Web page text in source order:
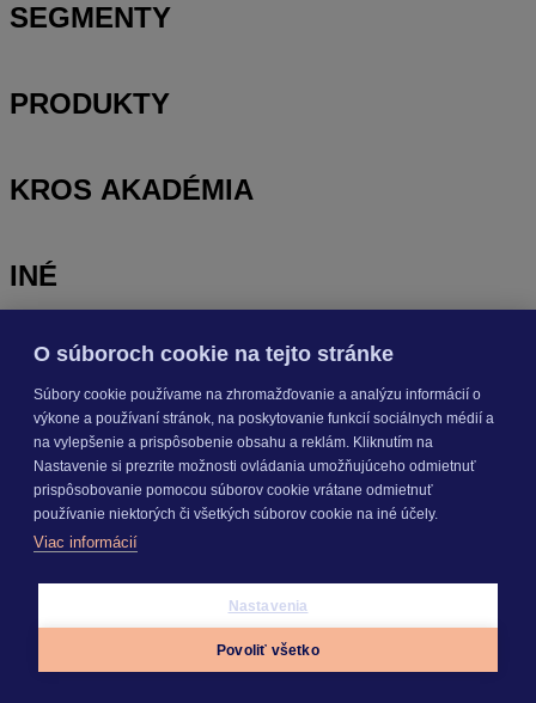
SEGMENTY
PRODUKTY
KROS AKADÉMIA
INÉ
OdoberajteNOVINKY
O nás
Copyright © 2026 KROS a. s.
Prihlásiť sa
O súboroch cookie na tejto stránke
Súbory cookie používame na zhromažďovanie a analýzu informácií o
výkone a používaní stránok, na poskytovanie funkcií sociálnych médií a
na vylepšenie a prispôsobenie obsahu a reklám. Kliknutím na
Nastavenie si prezrite možnosti ovládania umožňujúceho odmietnuť
prispôsobovanie pomocou súborov cookie vrátane odmietnuť
používanie niektorých či všetkých súborov cookie na iné účely.
Viac informácií
Nastavenia
Povoliť všetko